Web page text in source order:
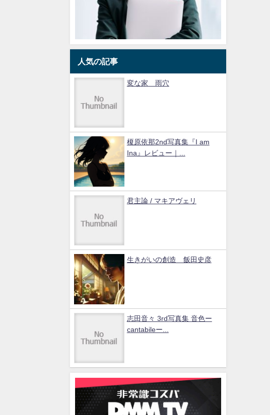
人気の記事
変な家 雨穴
榎原依那2nd写真集『I am
Ina』レビュー｜...
君主論 / マキアヴェリ
生きがいの創造 飯田史彦
志田音々 3rd写真集 音色ー
cantabileー...